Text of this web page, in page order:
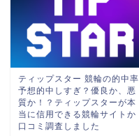
ティップスター 競輪の的中率
予想的中しすぎ？優良か、悪
質か！？ティップスターが本
当に信用できる競輪サイトか
口コミ調査しました